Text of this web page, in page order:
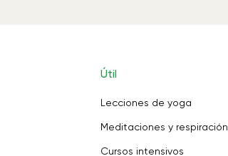
Útil
Lecciones de yoga
Meditaciones y respiración
Cursos intensivos